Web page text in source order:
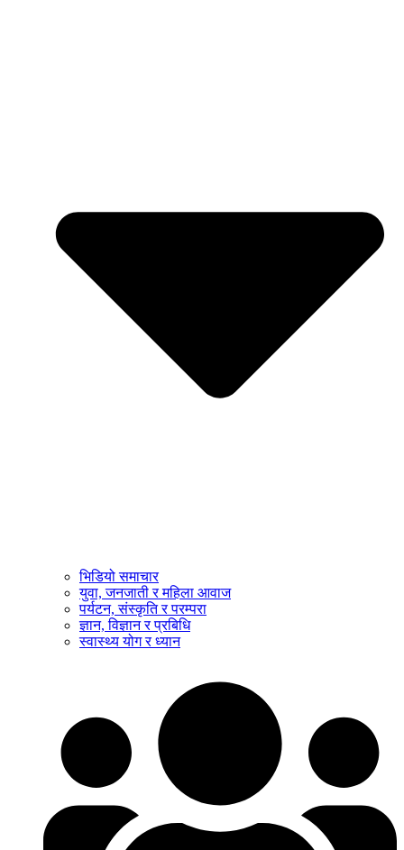
भिडियो समाचार
युवा, जनजाती र महिला आवाज
पर्यटन, संस्कृति र परम्परा
ज्ञान, विज्ञान र प्रबिधि
स्वास्थ्य योग र ध्यान